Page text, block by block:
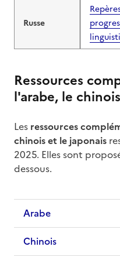
Russe
Ressources
l'arabe, le
Les ressources
chinois et le japonais
2025. Elles sont
dessous.
Arabe
Chinois